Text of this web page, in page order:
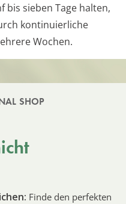
bis sieben Tage halten,
kontinuierliche
Wochen.
SHOP
Finde den perfekten